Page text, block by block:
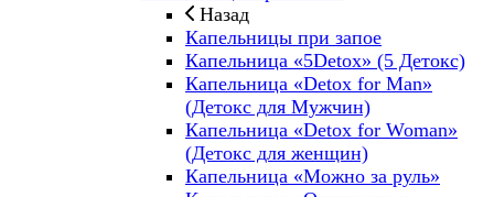
Назад
Капельницы при запое
Капельница «5Detox» (5 Детокс)
Капельница «Detox for Man»
(Детокс для Мужчин)
Капельница «Detox for Woman»
(Детокс для женщин)
Капельница «Можно за руль»